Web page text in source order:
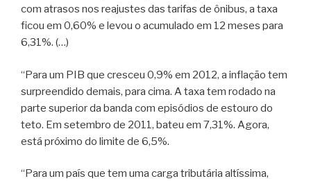
com atrasos nos reajustes das tarifas de ônibus, a taxa
ficou em 0,60% e levou o acumulado em 12 meses para
6,31%. (…)
“Para um PIB que cresceu 0,9% em 2012, a inflação tem
surpreendido demais, para cima. A taxa tem rodado na
parte superior da banda com episódios de estouro do
teto. Em setembro de 2011, bateu em 7,31%. Agora,
está próximo do limite de 6,5%.
“Para um país que tem uma carga tributária altíssima,